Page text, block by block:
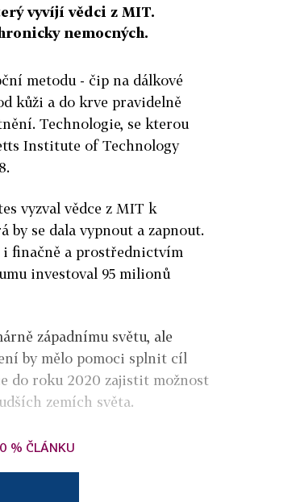
vyvíjí vědci z MIT.
nemocných.
metodu - čip na dálkové
kůži a do krve pravidelně
Technologie, se kterou
Institute of Technology
vyzval vědce z MIT k
se dala vypnout a zapnout.
finačně a prostřednictvím
investoval 95 milionů
západnímu světu, ale
by mělo pomoci splnit cíl
do roku 2020 zajistit možnost
zemích světa.
% ČLÁNKU